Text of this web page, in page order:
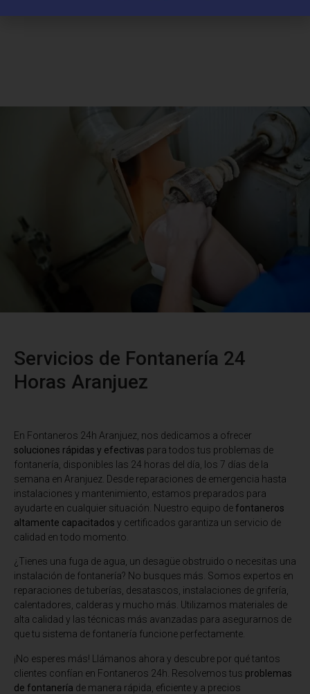
Servicios de Fontanería 24
Horas Aranjuez
En Fontaneros 24h Aranjuez , nos dedicamos a ofrecer
soluciones rápidas y efectivas para todos tus problemas de
fontanería, disponibles las 24 horas del día, los 7 días de la
semana en Aranjuez. Desde reparaciones de emergencia hasta
instalaciones y mantenimiento, estamos preparados para
ayudarte en cualquier situación. Nuestro equipo de fontaneros
altamente capacitados y certificados garantiza un servicio de
calidad en todo momento.
¿Tienes una fuga de agua, un desagüe obstruido o necesitas una
instalación de fontanería? No busques más. Somos expertos en
reparaciones de tuberías, desatascos, instalaciones de grifería,
calentadores, calderas y mucho más. Utilizamos materiales de
alta calidad y las técnicas más avanzadas para asegurarnos de
que tu sistema de fontanería funcione perfectamente.
¡No esperes más! Llámanos ahora y descubre por qué tantos
clientes confían en Fontaneros 24h. Resolvemos tus problemas
de fontanería de manera rápida, eficiente y a precios